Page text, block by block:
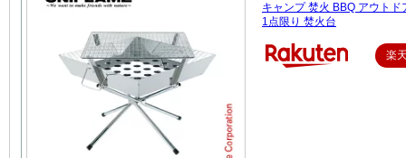
キャンプ 焚火 BBQ アウトド
1点限り 焚火台
楽